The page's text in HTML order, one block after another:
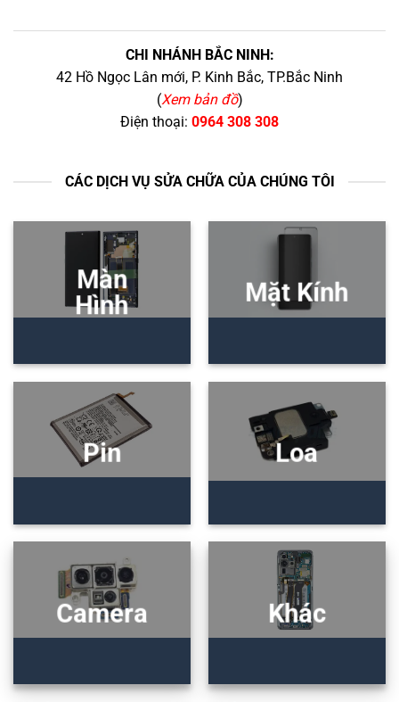
CHI NHÁNH BẮC NINH:
42 Hồ Ngọc Lân mới, P. Kinh Bắc, TP.Bắc Ninh
(Xem bản đồ)
Điện thoại: 0964 308 308
CÁC DỊCH VỤ SỬA CHỮA CỦA CHÚNG TÔI
Màn
Hình
Mặt Kính
Pin Loa
Camera Khác